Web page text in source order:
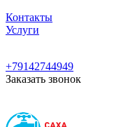
Контакты
Услуги
+79142744949
Заказать звонок